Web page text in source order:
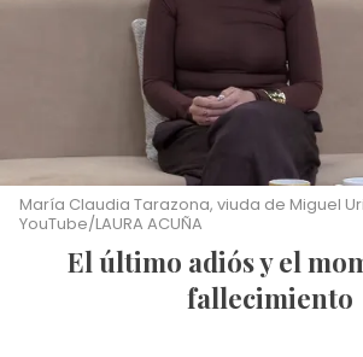
María Claudia Tarazona, viuda de Miguel
YouTube/LAURA ACUÑA
El último adiós y el momento del
fallecimiento